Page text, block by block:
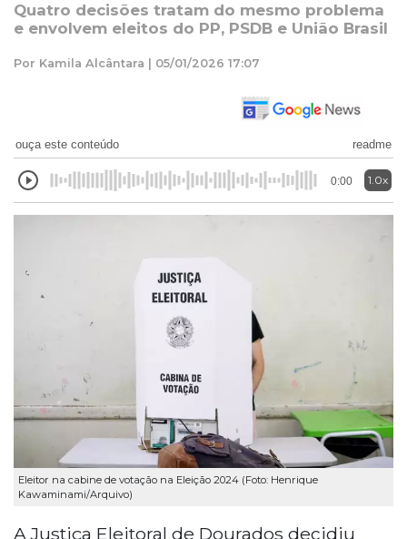
Quatro decisões tratam do mesmo problema
e envolvem eleitos do PP, PSDB e União Brasil
Por Kamila Alcântara | 05/01/2026 17:07
ouça este conteúdo readme
0:00 1.0x
Eleitor na cabine de votação na Eleição 2024 (Foto: Henrique
Kawaminami/Arquivo)
A Justiça Eleitoral de Dourados decidiu